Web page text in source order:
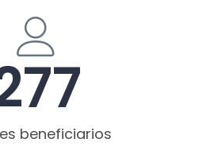
beneficiarios